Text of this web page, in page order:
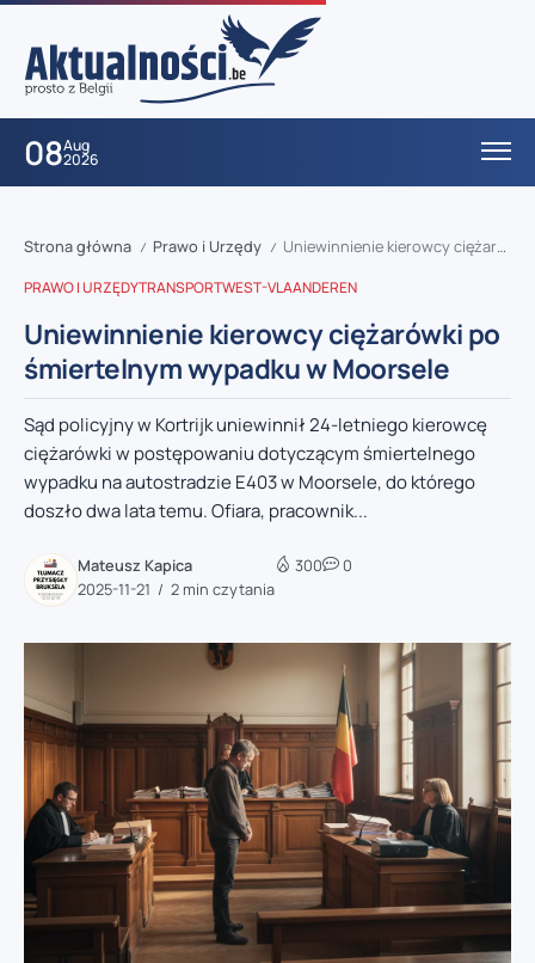
08Aug
2026
Strona główna / Prawo i Urzędy / Uniewinnienie kierowcy ciężarówki po śmiertelnym wypadku w Moorsele
PRAWO I URZĘDYTRANSPORTWEST-VLAANDEREN
Uniewinnienie kierowcy ciężarówki po
śmiertelnym wypadku w Moorsele
Sąd policyjny w Kortrijk uniewinnił 24-letniego kierowcę
ciężarówki w postępowaniu dotyczącym śmiertelnego
wypadku na autostradzie E403 w Moorsele, do którego
doszło dwa lata temu. Ofiara, pracownik...
Mateusz Kapica
2025-11-21
2 min czytania
300 0